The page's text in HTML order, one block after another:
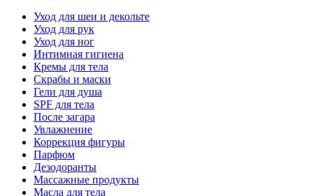
Уход для шеи и декольте
Уход для рук
Уход для ног
Интимная гигиена
Кремы для тела
Скрабы и маски
Гели для душа
SPF для тела
После загара
Увлажнение
Коррекция фигуры
Парфюм
Дезодоранты
Массажные продукты
Масла для тела